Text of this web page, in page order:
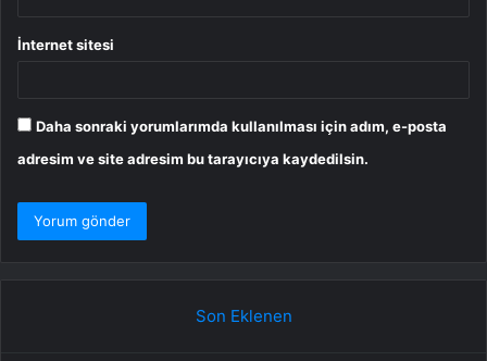
İnternet sitesi
Daha sonraki yorumlarımda kullanılması için adım, e-posta
adresim ve site adresim bu tarayıcıya kaydedilsin.
Son Eklenen